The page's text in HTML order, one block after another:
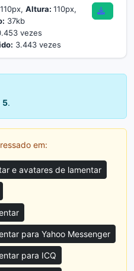
110px, Altura: 110px,
37kb
vezes
3.443 vezes
5.
em:
e avatares de lamentar
para Yahoo Messenger
para ICQ